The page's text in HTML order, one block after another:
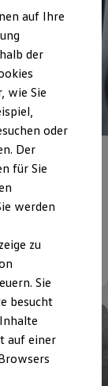
&
auf Ihre
der
wie Sie
oder
Der
für Sie
werden
zu
Sie
besucht
auf einer